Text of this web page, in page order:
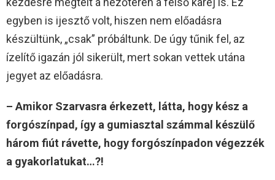
egyben is ijesztő volt, hiszen nem előadásra
készültünk, „csak” próbáltunk. De úgy tűnik fel, az
ízelítő igazán jól sikerült, mert sokan vettek utána
jegyet az előadásra.
– Amikor Szarvasra érkezett, látta, hogy kész a
forgószínpad, így a gumiasztal számmal készülő
három fiút rávette, hogy forgószínpadon végezzék
a gyakorlatukat…?!